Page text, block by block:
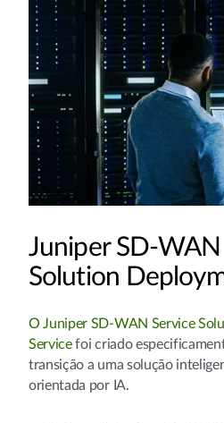
Juniper SD-WAN
Solution
O Juniper SD-WAN Service
Servicefoi criado
transição a uma solução
orientada por IA.